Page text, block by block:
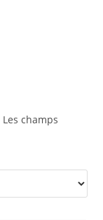
Les champs